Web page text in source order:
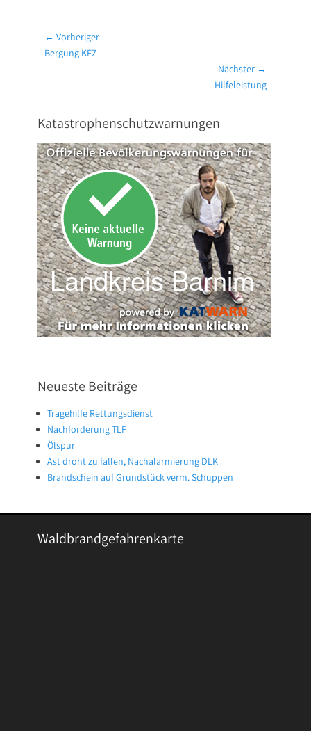
Beitragsnavigation
← Vorheriger
Vorheriger
Bergung KFZ
Nächster →
Hilfeleistung
Katastrophenschutzwarnungen
Neueste Beiträge
Tragehilfe Rettungsdienst
Nachforderung TLF
Ölspur
Ast droht zu fallen, Nachalarmierung DLK
Brandschein auf Grundstück verm. Schuppen
Waldbrandgefahrenkarte